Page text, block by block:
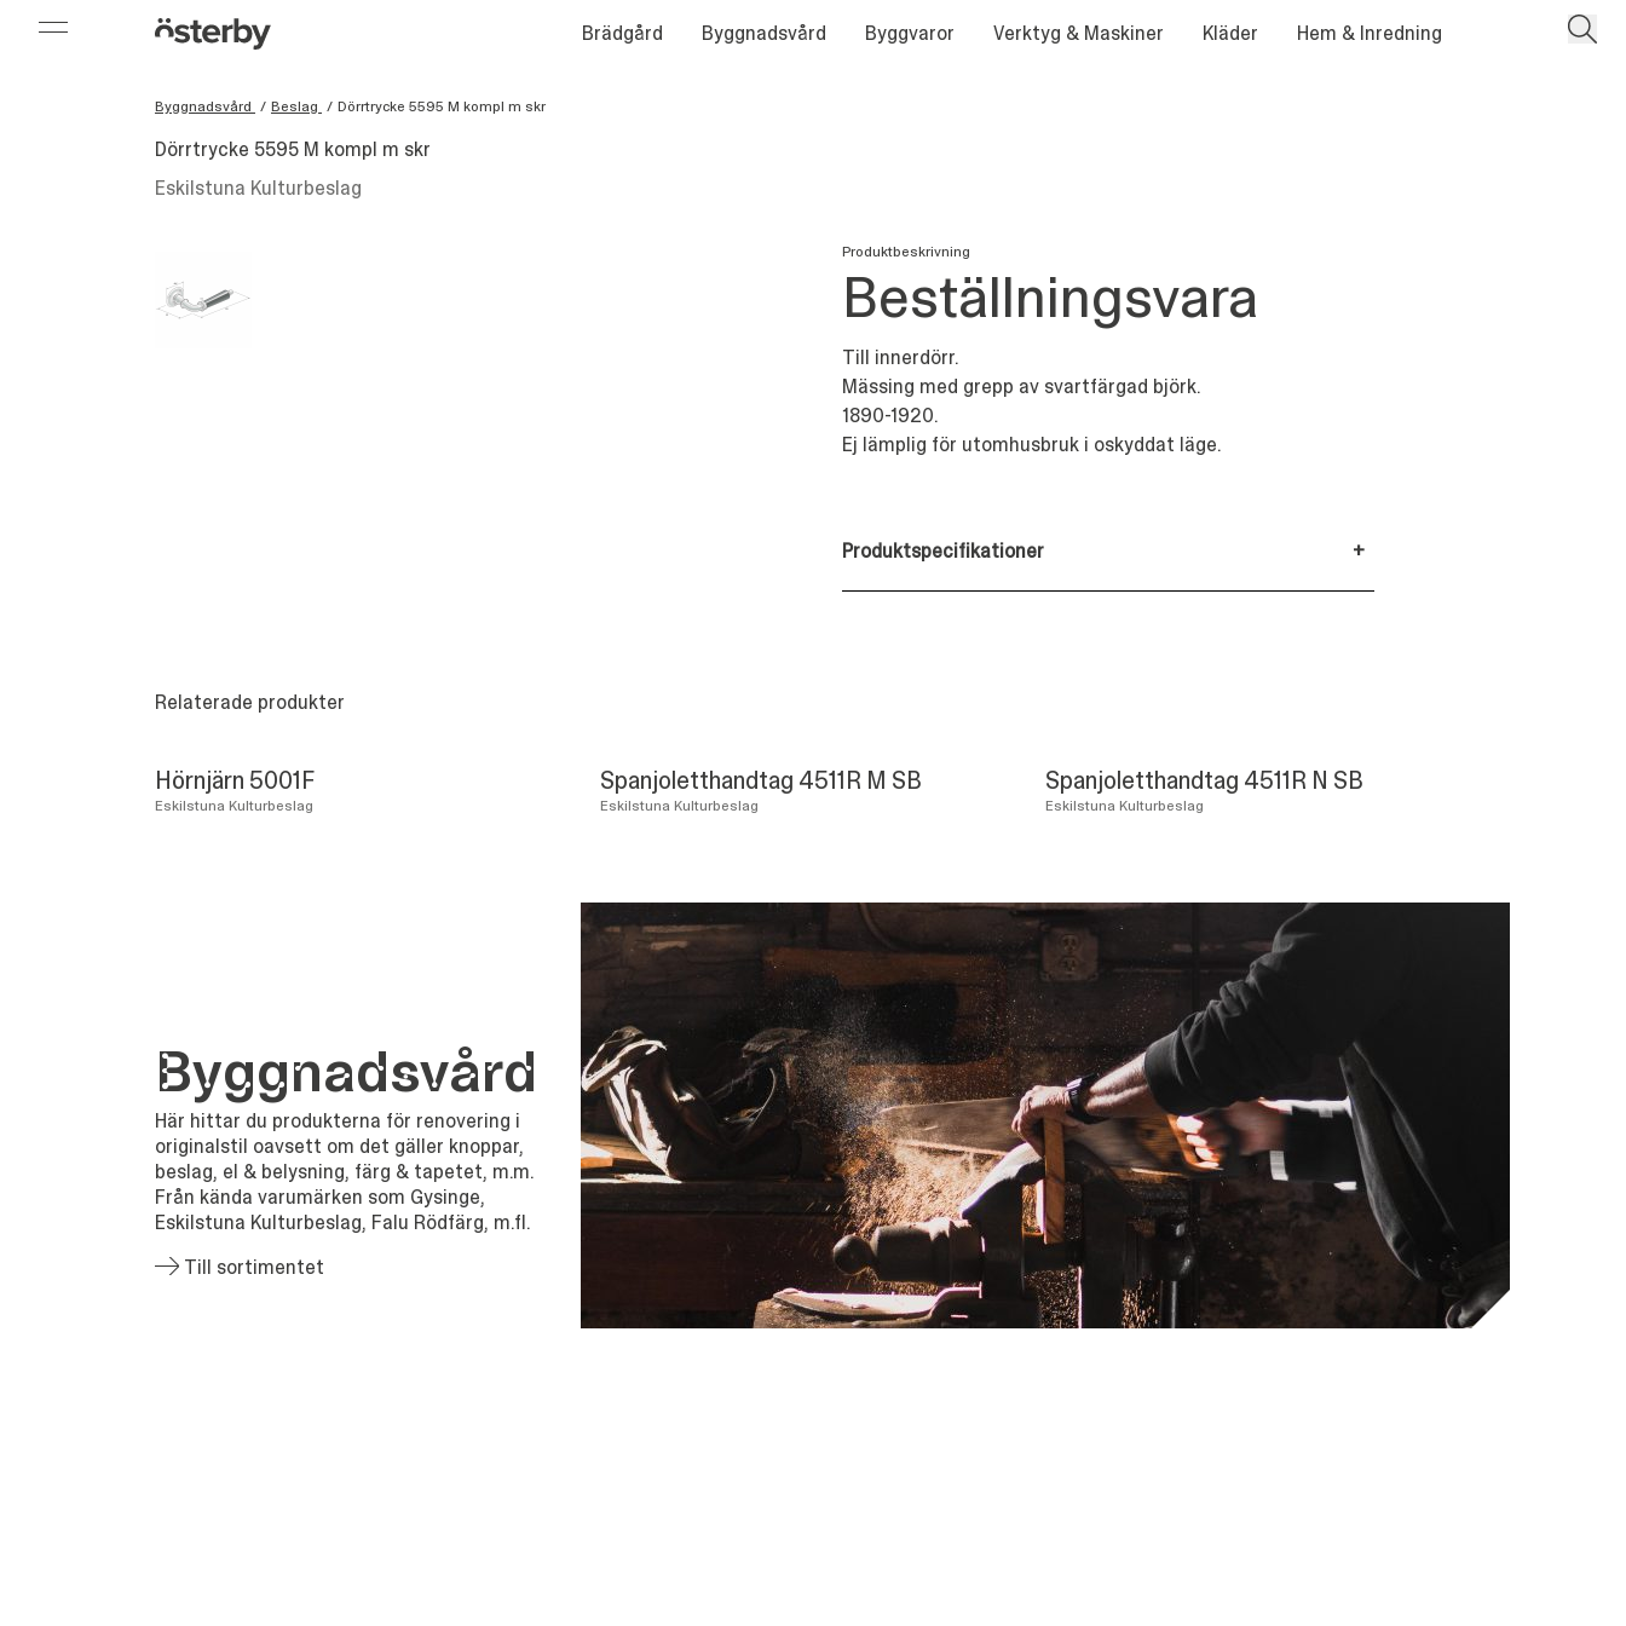
Brädgård Byggnadsvård Byggvaror Verktyg & Maskiner Kläder Hem & Inredning
Byggnadsvård / Beslag / Dörrtrycke 5595 M kompl m skr
Dörrtrycke 5595 M kompl m skr
Eskilstuna Kulturbeslag
Produktbeskrivning
Beställningsvara
Till innerdörr.
Mässing med grepp av svartfärgad björk.
1890-1920.
Ej lämplig för utomhusbruk i oskyddat läge.
Produktspecifikationer +
Relaterade produkter
Hörnjärn 5001F
Eskilstuna Kulturbeslag
Spanjoletthandtag 4511R M SB
Eskilstuna Kulturbeslag
Spanjoletthandtag 4511R N SB
Eskilstuna Kulturbeslag
Bygg­nads­vård
Här hittar du produkterna för renovering i
originalstil oavsett om det gäller knoppar,
beslag, el & belysning, färg & tapetet, m.m.
Från kända varumärken som Gysinge,
Eskilstuna Kulturbeslag, Falu Rödfärg, m.fl.
Till sortimentet